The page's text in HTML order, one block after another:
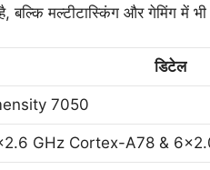
मल्टीटास्किंग और गेमिंग में भी
डिटेल
7050
GHz Cortex-A78 &